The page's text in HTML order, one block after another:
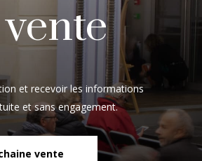
et recevoir les informations
et sans engagement.
vente